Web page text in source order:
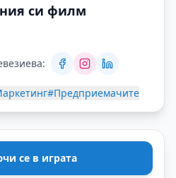
си филм
#Предприемачите
се в играта